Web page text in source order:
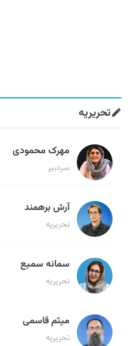
تحریریه
مهرک محمودی
سردبیر
آرش برهمند
تحریریه
سمانه سمیع
تحریریه
میثم قاسمی
تحریریه